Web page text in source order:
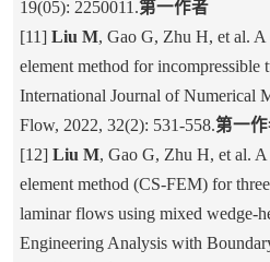
19(05): 2250011.第一作者
[11] Liu M, Gao G, Zhu H, et al. A
element method for incompressible
International Journal of Numerical
Flow, 2022, 32(2): 531-558.第一
[12] Liu M, Gao G, Zhu H, et al.
element method (CS-FEM) for
laminar flows using mixed wedge-
Engineering Analysis with